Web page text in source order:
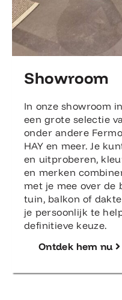
Showroom
In onze showroom
een grote selectie
onder andere
HAY en meer. Je
en uitproberen,
en merken
met je mee over de
tuin, balkon of
je persoonlijk te
definitieve keuze.
Ontdek hem nu